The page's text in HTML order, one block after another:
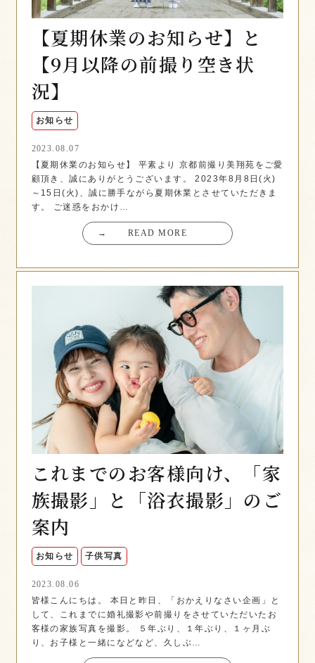
【夏期休業のお知らせ】と
【9月以降の前撮り空き状
況】
お知らせ
2023.08.07
【夏期休業のお知らせ】 平素より 京都前撮り美翔苑をご愛
顧頂き、誠にありがとうございます。 2023年8月8日(火)
～15日(火)、誠に勝手ながら夏期休業とさせていただきま
す。 ご迷惑をおかけ…
→ READ MORE
これまでのお客様向け、「家
族撮影」と「浴衣撮影」のご
案内
お知らせ 子供写真
2023.08.06
皆様こんにちは。 本日と昨日、「おかえりなさい企画」と
して、これまでに婚礼撮影や前撮りをさせていただいたお
客様の家族写真を撮影。 ５年ぶり、１年ぶり、１ヶ月ぶ
り、お子様と一緒になどなど、久しぶ…